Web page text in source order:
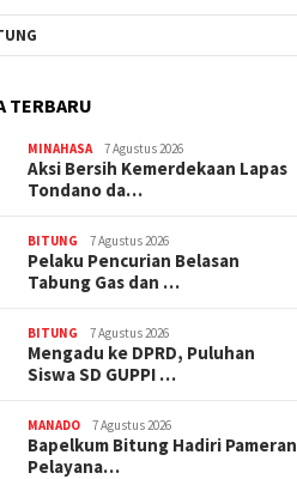
TERBARU
MINAHASA 7 Agustus 2026
Aksi Bersih Kemerdekaan Lapas
Tondano da…
BITUNG 7 Agustus 2026
Pelaku Pencurian Belasan
Tabung Gas dan …
BITUNG 7 Agustus 2026
Mengadu ke DPRD, Puluhan
Siswa SD GUPPI …
MANADO 7 Agustus 2026
‎Bapelkum Bitung Hadiri Pameran
Pelayana…